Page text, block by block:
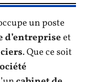
un poste
d’entrepriseet
. Que ce soit